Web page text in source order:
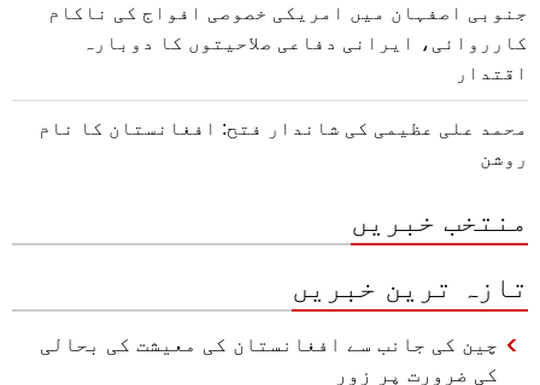
جنوبی اصفہان میں امریکی خصوصی افواج کی ناکام
کارروائی، ایرانی دفاعی صلاحیتوں کا دوبارہ
اقتدار
محمد علی عظیمی کی شاندار فتح: افغانستان کا نام
روشن
منتخب خبریں
تازہ ترین خبریں
چین کی جانب سے افغانستان کی معیشت کی بحالی
کی ضرورت پر زور